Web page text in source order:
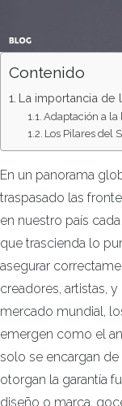
Contenido
La importancia de
Adaptación a la
Los Pilares del
En un panorama
traspasado las
en nuestro país
que trascienda lo
asegurar
creadores, artistas,
mercado mundial,
emergen como el
solo se encargan
otorgan la garantía
diseño o marca,